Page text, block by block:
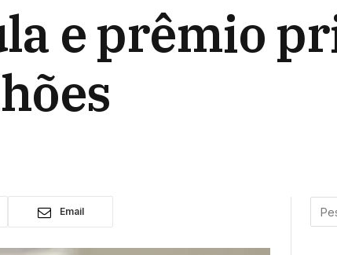
e prêmio
Email